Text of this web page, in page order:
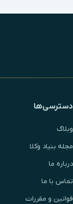
دسترسی‌ها
وبلاگ
مجله بنیاد وکلا
درباره ما
تماس با ما
قوانین و مقررات